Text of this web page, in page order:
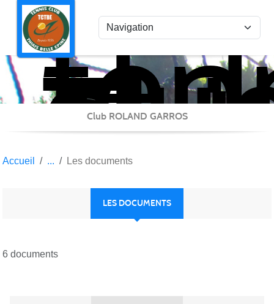
Club ROLAND GARROS
Accueil Les documents
LES DOCUMENTS
6 documents
Panneau de gestion des cookies